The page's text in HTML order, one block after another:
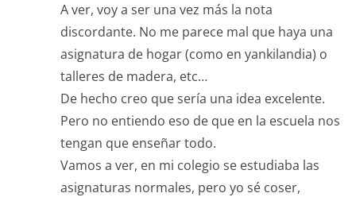
A ver, voy a ser una vez más la nota
discordante. No me parece mal que haya una
asignatura de hogar (como en yankilandia) o
talleres de madera, etc…
De hecho creo que sería una idea excelente.
Pero no entiendo eso de que en la escuela nos
tengan que enseñar todo.
Vamos a ver, en mi colegio se estudiaba las
asignaturas normales, pero yo sé coser,